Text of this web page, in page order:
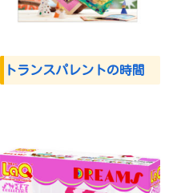
トランスパレントの時間